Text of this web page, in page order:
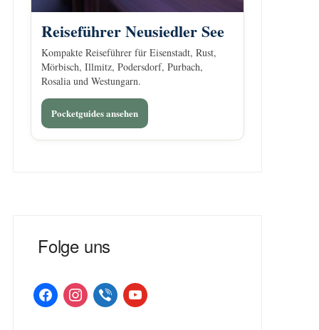
Reiseführer Neusiedler See
Kompakte Reiseführer für Eisenstadt, Rust,
Mörbisch, Illmitz, Podersdorf, Purbach,
Rosalia und Westungarn.
Pocketguides ansehen
Folge uns
facebookinstagramviber youtube